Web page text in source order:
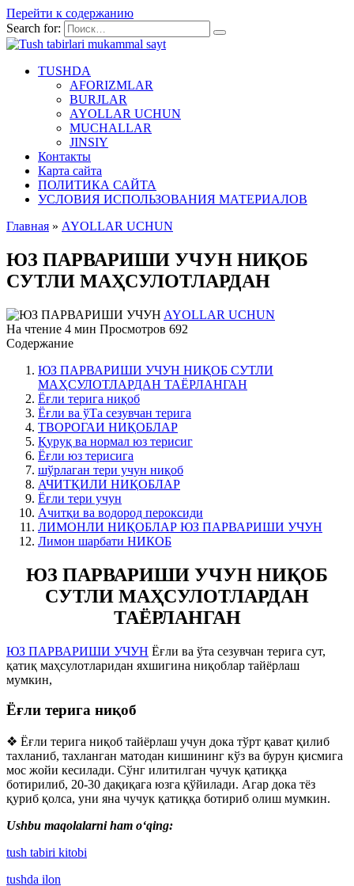
Перейти к содержанию
Search for:
TUSHDA
AFORIZMLAR
BURJLAR
AYOLLAR UCHUN
MUCHALLAR
JINSIY
Контакты
Карта сайта
ПОЛИТИКА САЙТА
УСЛОВИЯ ИСПОЛЬЗОВАНИЯ МАТЕРИАЛОВ
Главная » AYOLLAR UCHUN
ЮЗ ПАРВАРИШИ УЧУН НИҚОБ
СУТЛИ МАҲСУЛОТЛАРДАН
AYOLLAR UCHUN
На чтение 4 мин Просмотров 692
Содержание
ЮЗ ПАРВАРИШИ УЧУН НИҚОБ СУТЛИ
МАҲСУЛОТЛАРДАН ТАЁРЛАНГАН
Ёғли терига ниқоб
Ёғли ва ўТа сезувчан терига
ТВОРОГАИ НИҚОБЛАР
Қуруқ ва нормал юз терисиг
Ёғли юз терисига
шўрлаган тери учун ниқоб
АЧИТҚИЛИ НИҚОБЛАР
Ёғли тери учун
Ачитқи ва водород пероксиди
ЛИМОНЛИ НИҚОБЛАР ЮЗ ПАРВАРИШИ УЧУН
Лимон шарбати НИКОБ
ЮЗ ПАРВАРИШИ УЧУН НИҚОБ
СУТЛИ МАҲСУЛОТЛАРДАН
ТАЁРЛАНГАН
ЮЗ ПАРВАРИШИ УЧУН Ёғли ва ўта сезувчан терига сут,
қатиқ маҳсулотларидан яхшигина ниқоблар тайёрлаш
мумкин,
Ёғли терига ниқоб
❖ Ёғли терига ниқоб тайёрлаш учун дока тўрт қават қилиб
тахланиб, тахланган матодан кишининг кўз ва бурун қисмига
мос жойи кесилади. Сўнг илитилган чучук қатиққа
ботирилиб, 20-30 дақиқага юзга қўйилади. Агар дока тёз
қуриб қолса, уни яна чучук қатиққа ботириб олиш мумкин.
Ushbu maqolalarni ham o‘qing:
tush tabiri kitobi
tushda ilon